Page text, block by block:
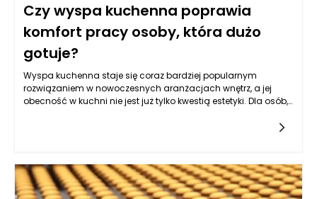
Czy wyspa kuchenna poprawia
komfort pracy osoby, która dużo
gotuje?
Wyspa kuchenna staje się coraz bardziej popularnym
rozwiązaniem w nowoczesnych aranżacjach wnętrz, a jej
obecność w kuchni nie jest już tylko kwestią estetyki. Dla osób,
szczególną uwagę na możliwość dostosowania jej do
indywidualnych potrzeb za pomocą mebli na wymiar, które
idealnie wpasują się w przestrzeń oraz styl samej kuchni.